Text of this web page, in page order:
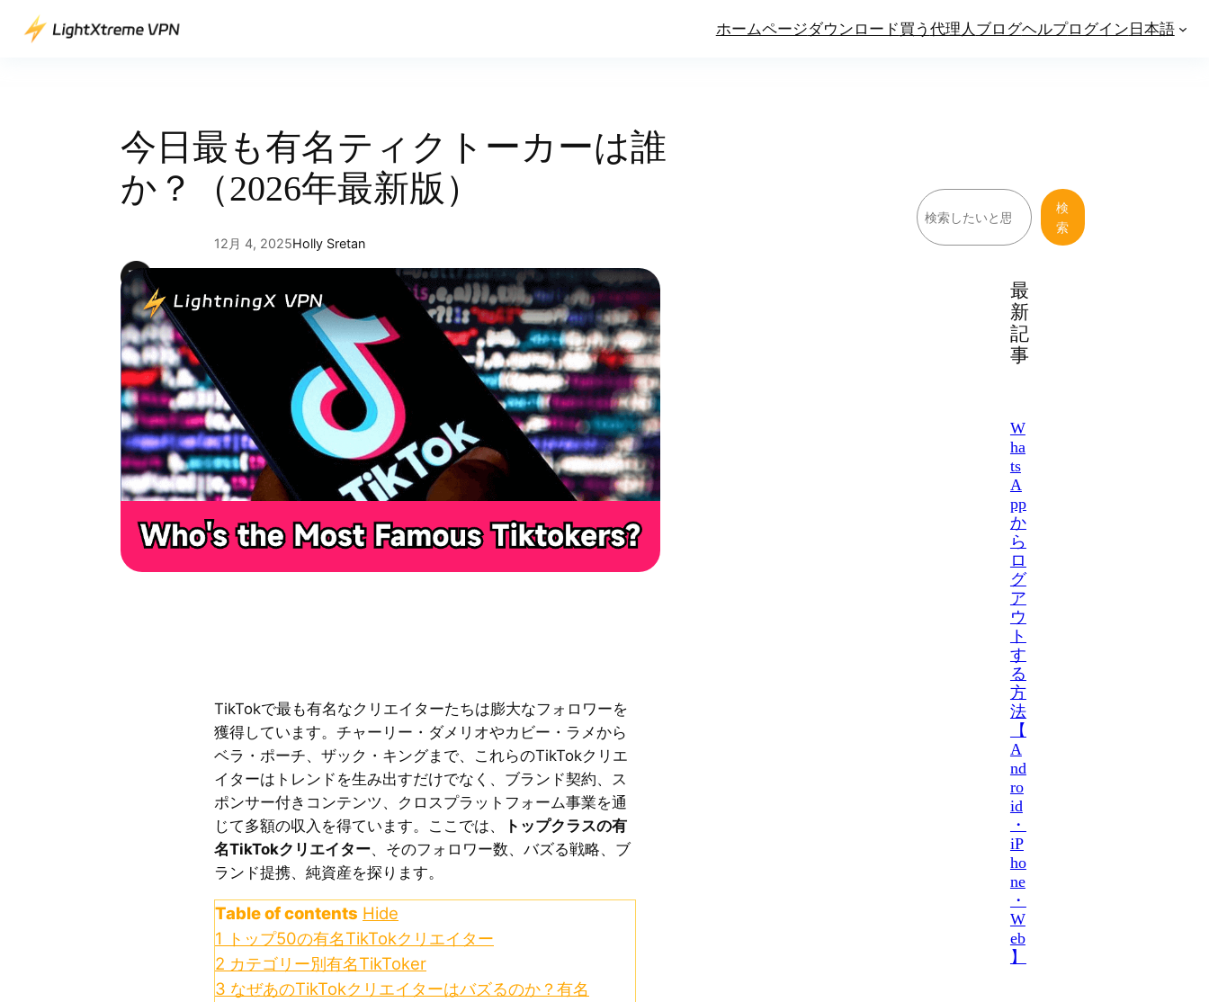
ホームページダウンロード買う 代理人 ブログヘルプログイン日本語
今日最も有名ティクトーカーは誰
か？（2026年最新版）
12月 4, 2025Holly Sretan
TikTokで最も有名なクリエイターたちは膨大なフォロワーを
獲得しています。チャーリー・ダメリオやカビー・ラメから
ベラ・ポーチ、ザック・キングまで、これらのTikTokクリエ
イターはトレンドを生み出すだけでなく、ブランド契約、ス
ポンサー付きコンテンツ、クロスプラットフォーム事業を通
じて多額の収入を得ています。ここでは、
トップクラスの有
名TikTokクリエイター、そのフォロワー数、バズる戦略、ブ
ランド提携、純資産を探ります。
Table of contents Hide
1 トップ50の有名TikTokクリエイター
2 カテゴリー別有名TikToker
3 なぜあのTikTokクリエイターはバズるのか？有名
検
索
検
索
最
新
記
事
W
ha
ts
A
pp
か
ら
ロ
グ
ア
ウ
ト
す
る
方
法
【
A
nd
ro
id
・
iP
ho
ne
・
W
eb
】